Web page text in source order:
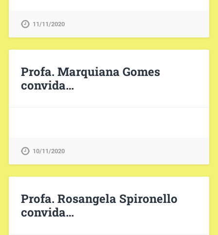
11/11/2020
Profa. Marquiana Gomes
convida…
10/11/2020
Profa. Rosangela Spironello
convida…